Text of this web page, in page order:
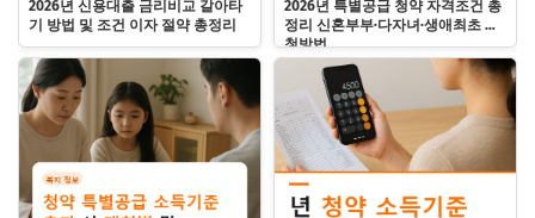
2026년 신용대출 금리비교 갈아타
기 방법 및 조건 이자 절약 총정리
2026년 특별공급 청약 자격조건 총
정리 신혼부부·다자녀·생애최초 신
청방법